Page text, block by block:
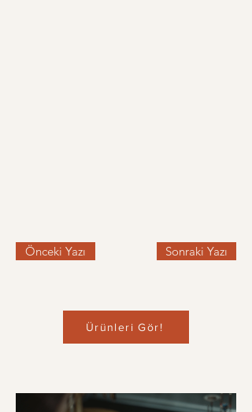
Önceki Yazı Sonraki Yazı
Ürünleri Gör!